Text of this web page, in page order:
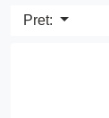
Pret: